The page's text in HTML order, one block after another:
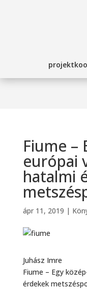
Fiume –
európai
hatalmi
ápr 11, 2019 |
Juhász Imre
Fiume – Egy
érdekek